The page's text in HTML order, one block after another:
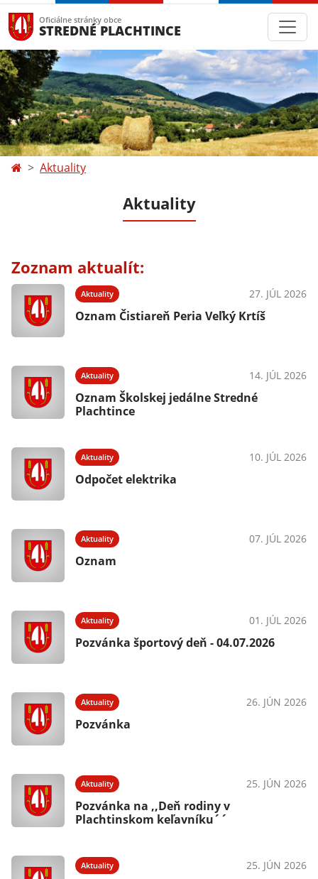
Oficiálne stránky obce
STREDNÉ PLACHTINCE
Aktuality
Aktuality
Zoznam aktualít:
Aktuality 27. JÚL 2026
Oznam Čistiareň Peria Veľký Krtíš
Aktuality 14. JÚL 2026
Oznam Školskej jedálne Stredné
Plachtince
Aktuality 10. JÚL 2026
Odpočet elektrika
Aktuality 07. JÚL 2026
Oznam
Aktuality 01. JÚL 2026
Pozvánka športový deň - 04.07.2026
Aktuality 26. JÚN 2026
Pozvánka
Aktuality 25. JÚN 2026
Pozvánka na ,,Deň rodiny v
Plachtinskom keľavníku´´
Aktuality 25. JÚN 2026